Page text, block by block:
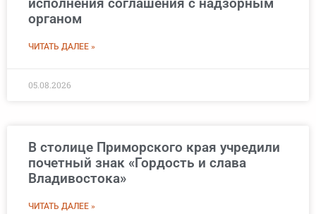
исполнения соглашения с надзорным
органом
ЧИТАТЬ ДАЛЕЕ »
05.08.2026
В столице Приморского края учредили
почетный знак «Гордость и слава
Владивостока»
ЧИТАТЬ ДАЛЕЕ »